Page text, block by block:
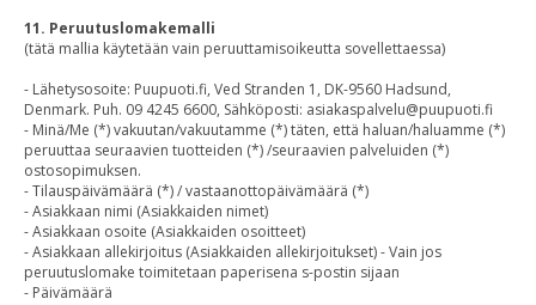
11. Peruutuslomakemalli
(tätä mallia käytetään vain peruuttamisoikeutta sovellettaessa)
- Lähetysosoite: Puupuoti.fi, Ved Stranden 1, DK-9560 Hadsund,
Denmark. Puh. 09 4245 6600, Sähköposti: asiakaspalvelu@puupuoti.fi
- Minä/Me (*) vakuutan/vakuutamme (*) täten, että haluan/haluamme (*)
peruuttaa seuraavien tuotteiden (*) /seuraavien palveluiden (*)
ostosopimuksen.
- Tilauspäivämäärä (*) / vastaanottopäivämäärä (*)
- Asiakkaan nimi (Asiakkaiden nimet)
- Asiakkaan osoite (Asiakkaiden osoitteet)
- Asiakkaan allekirjoitus (Asiakkaiden allekirjoitukset) - Vain jos
peruutuslomake toimitetaan paperisena s-postin sijaan
- Päivämäärä